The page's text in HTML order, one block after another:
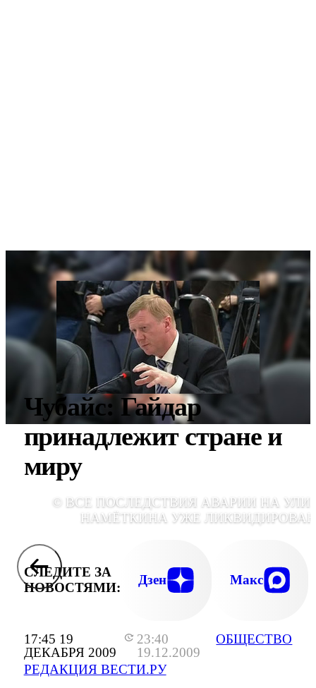
17:45 19
ДЕКАБРЯ 2009
23:40
19.12.2009
РЕДАКЦИЯ ВЕСТИ.РУ
ОБЩЕСТВО
Чубайс: Гайдар
принадлежит стране и
миру
© ВСЕ ПОСЛЕДСТВИЯ АВАРИИ НА
НАМЁТКИНА УЖЕ
СЛЕДИТЕ ЗА
НОВОСТЯМИ:
Дзен Макс